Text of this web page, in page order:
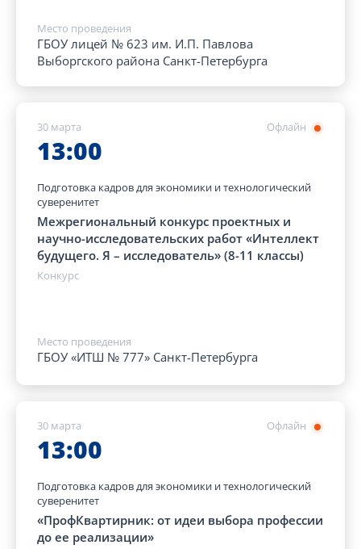
Место проведения
ГБОУ лицей № 623 им. И.П. Павлова
Выборгского района Санкт-Петербурга
Офлайн
30 марта
13:00
Подготовка кадров для экономики и технологический
суверенитет
Межрегиональный конкурс проектных и
научно-исследовательских работ «Интеллект
будущего. Я – исследователь» (8-11 классы)
Конкурс
Место проведения
ГБОУ «ИТШ № 777» Санкт-Петербурга
Офлайн
30 марта
13:00
Подготовка кадров для экономики и технологический
суверенитет
«ПрофКвартирник: от идеи выбора профессии
до ее реализации»